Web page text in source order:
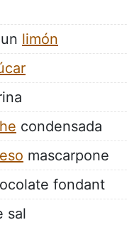
limón
condensada
mascarpone
fondant
sal